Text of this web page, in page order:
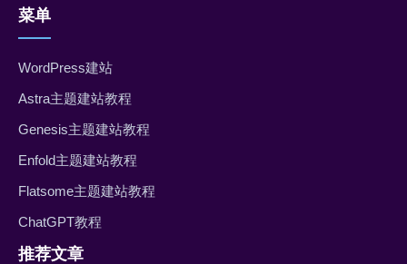
菜单
WordPress建站
Astra主题建站教程
Genesis主题建站教程
Enfold主题建站教程
Flatsome主题建站教程
ChatGPT教程
推荐文章